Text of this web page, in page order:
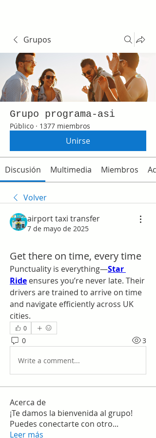
Grupos
Grupo programa-asi
Público · 1377 miembros
Unirse
Discusión Multimedia Miembros
Volver
airport taxi transfer
7 de mayo de 2025
Get there on time, every time
Punctuality is everything—Star
Ride ensures you’re never late. Their
drivers are trained to arrive on time
and navigate efficiently across UK
cities.
0
0 3
Write a comment...
Acerca de
¡Te damos la bienvenida al grupo!
Puedes conectarte con otro...
Leer más